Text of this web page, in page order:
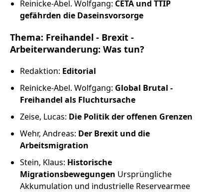
Über uns
Russland intern
Bildungsarbeit
Edition
Kontakt
Impressum
Reinicke-Abel. Wolfgang: CETA und TTIP
gefährden die Daseinsvorsorge
Thema: Freihandel - Brexit -
Arbeiterwanderung: Was tun?
Redaktion: Editorial
Reinicke-Abel. Wolfgang: Global Brutal -
Freihandel als Fluchtursache
Zeise, Lucas: Die Politik der offenen Grenzen
Wehr, Andreas: Der Brexit und die
Arbeitsmigration
Stein, Klaus: Historische
Migrationsbewegungen Ursprüngliche
Akkumulation und industrielle Reservearmee